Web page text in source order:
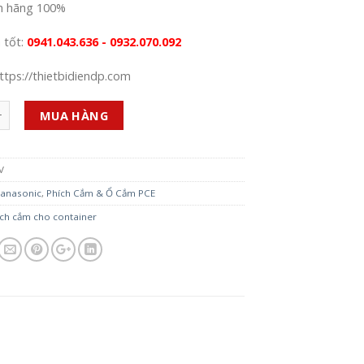
hãng 100%
tốt: 0941.043.636 - 0932.070.092
thietbidiendp.com
MUA HÀNG
, Phích Cắm & Ổ Cắm PCE
cắm cho container